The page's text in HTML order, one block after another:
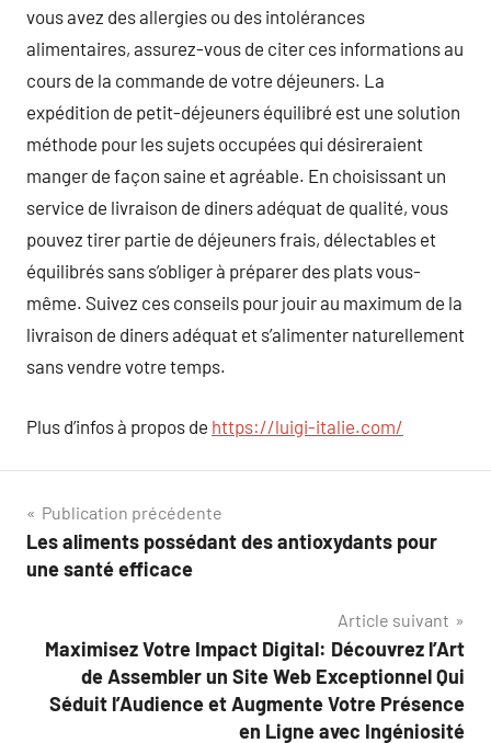
vous avez des allergies ou des intolérances
alimentaires, assurez-vous de citer ces informations au
cours de la commande de votre déjeuners. La
expédition de petit-déjeuners équilibré est une solution
méthode pour les sujets occupées qui désireraient
manger de façon saine et agréable. En choisissant un
service de livraison de diners adéquat de qualité, vous
pouvez tirer partie de déjeuners frais, délectables et
équilibrés sans s’obliger à préparer des plats vous-
même. Suivez ces conseils pour jouir au maximum de la
livraison de diners adéquat et s’alimenter naturellement
sans vendre votre temps.
Plus d’infos à propos de https://luigi-italie.com/
Navigation
de
Publication précédente
Les aliments possédant des antioxydants pour
une santé efficace
Article suivant
Maximisez Votre Impact Digital: Découvrez l’Art
de Assembler un Site Web Exceptionnel Qui
Séduit l’Audience et Augmente Votre Présence
en Ligne avec Ingéniosité